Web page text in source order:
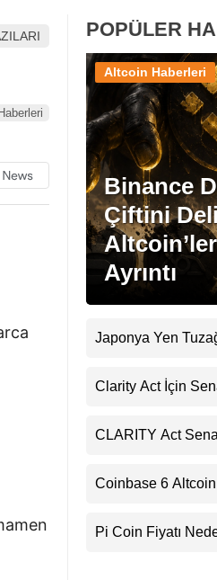
POPÜLER
Binance
Çiftini
Ayrıntı
Altcoin Haberleri
Japonya Yen
Clarity Act İçin
CLARITY Act
Coinbase 6
Pi Coin Fiyatı